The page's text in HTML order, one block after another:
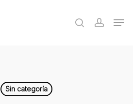
search
Sin categoría